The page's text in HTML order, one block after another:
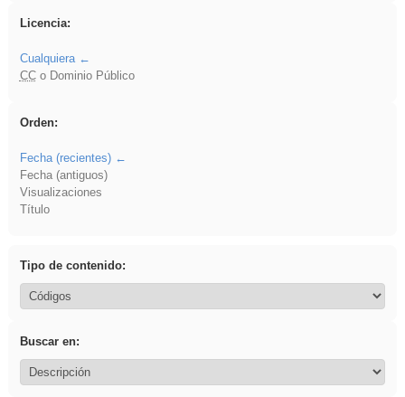
Licencia:
Cualquiera
CCo Dominio Público
Orden:
Fecha (recientes)
Fecha (antiguos)
Visualizaciones
Título
Tipo de contenido:
Buscar en: